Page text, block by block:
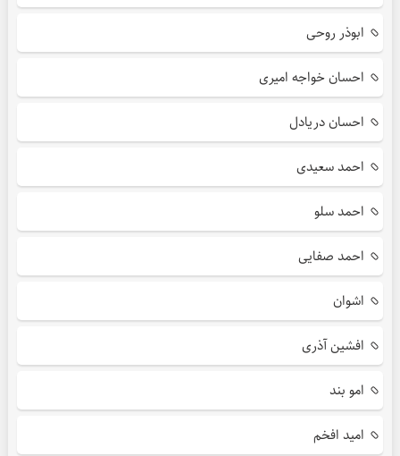
ابوذر روحی
احسان خواجه امیری
احسان دریادل
احمد سعیدی
احمد سلو
احمد صفایی
اشوان
افشین آذری
امو بند
امید افخم